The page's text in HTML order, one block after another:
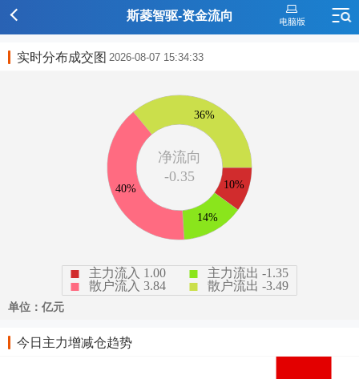
斯菱智驱-资金流向
实时分布成交图 2026-08-07 15:34:33
今日主力增减仓趋势